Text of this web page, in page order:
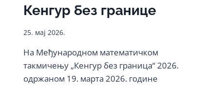
ЛАТИНСКОГ
И
Кенгур без границе
25. мај 2026.
На Међународном математичком
такмичењу „Кенгур без граница“ 2026.
одржаном 19. марта 2026. године